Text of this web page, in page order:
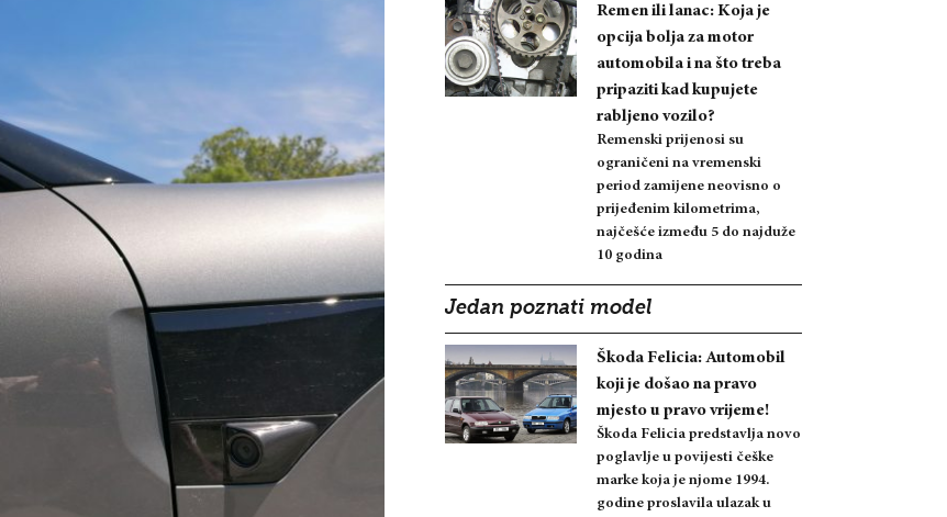
Remen ili lanac: Koja je
opcija bolja za motor
automobila i na što treba
pripaziti kad kupujete
rabljeno vozilo?
Remenski prijenosi su
ograničeni na vremenski
period zamijene neovisno o
prijeđenim kilometrima,
najčešće između 5 do najduže
10 godina
Jedan poznati model
Škoda Felicia: Automobil
koji je došao na pravo
mjesto u pravo vrijeme!
Škoda Felicia predstavlja novo
poglavlje u povijesti češke
marke koja je njome 1994.
godine proslavila ulazak u